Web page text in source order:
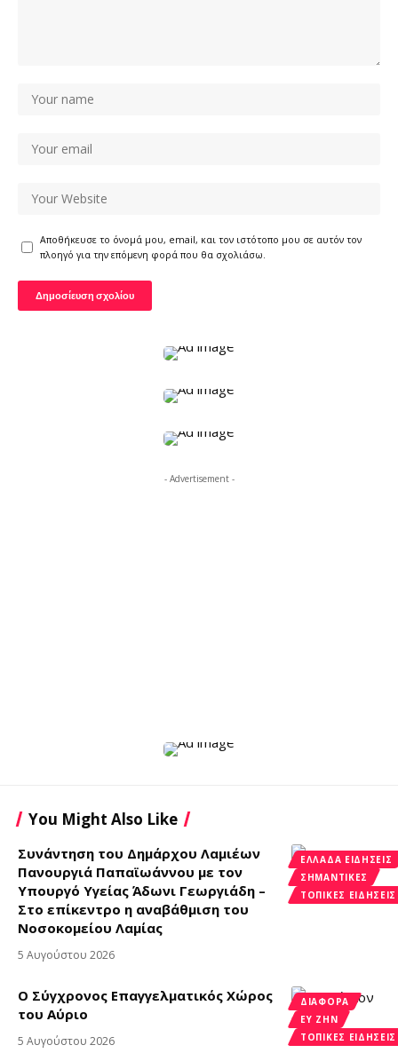
Αποθήκευσε το όνομά μου, email, και τον ιστότοπο μου σε αυτόν τον
πλοηγό για την επόμενη φορά που θα σχολιάσω.
- Advertisement -
You Might Also Like
ΕΛΛΆΔΑ ΕΙΔΉΣΕΙΣ
ΣΗΜΑΝΤΙΚΈΣ
ΤΟΠΙΚΈΣ ΕΙΔΉΣΕΙΣ
Συνάντηση του Δημάρχου Λαμιέων
Πανουργιά Παπαϊωάννου με τον
Υπουργό Υγείας Άδωνι Γεωργιάδη –
Στο επίκεντρο η αναβάθμιση του
Νοσοκομείου Λαμίας
5 Αυγούστου 2026
ΔΙΑΦΟΡΑ
ΕΥ ΖΗΝ
ΤΟΠΙΚΈΣ ΕΙΔΉΣΕΙΣ
Ο Σύγχρονος Επαγγελματικός Χώρος
του Αύριο
5 Αυγούστου 2026